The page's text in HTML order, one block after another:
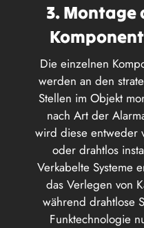
3. Montage
Die einzelnen
werden an den
Stellen im Objekt
nach Art der
wird diese entweder
oder drahtlos
Verkabelte Systeme
das Verlegen von
während drahtlose
Funktechnologie